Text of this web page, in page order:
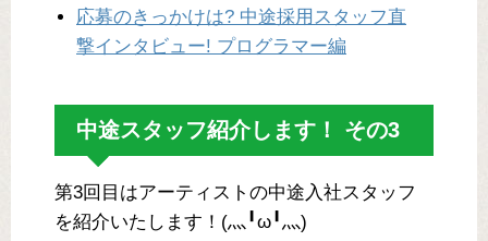
応募のきっかけは? 中途採用スタッフ直
撃インタビュー! プログラマー編
中途スタッフ紹介します！ その3
第3回目はアーティストの中途入社スタッフ
を紹介いたします！(灬╹ω╹灬)